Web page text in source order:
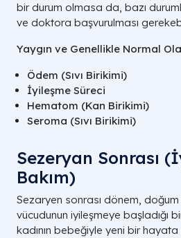
bir durum olmasa da, bazı
ve doktora başvurulması
Yaygın ve Genellikle Normal
Ödem (Sıvı Birikimi)
İyileşme Süreci
Hematom (Kan Birikimi)
Seroma (Sıvı Birikimi)
Sezeryan Sonrası​
Bakım)
Sezaryen sonrası dönem, doğum
vücudunun iyileşmeye başladığı
kadının bebeğiyle yeni bir